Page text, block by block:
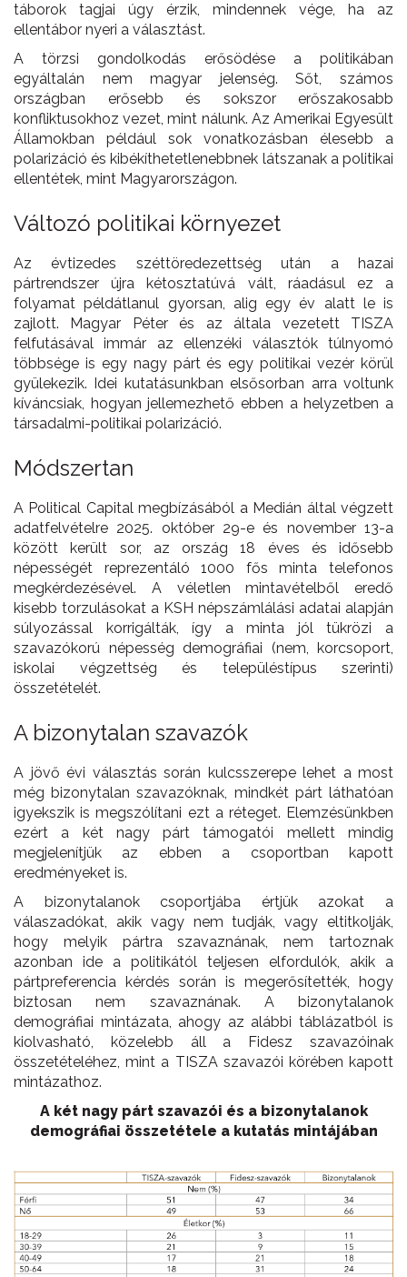
táborok tagjai úgy érzik, mindennek vége, ha az
ellentábor nyeri a választást.
A törzsi gondolkodás erősödése a politikában
egyáltalán nem magyar jelenség. Sőt, számos
országban erősebb és sokszor erőszakosabb
konfliktusokhoz vezet, mint nálunk. Az Amerikai Egyesült
Államokban például sok vonatkozásban élesebb a
polarizáció és kibékíthetetlenebbnek látszanak a politikai
ellentétek, mint Magyarországon.
Változó politikai környezet
Az évtizedes széttöredezettség után a hazai
pártrendszer újra kétosztatúvá vált, ráadásul ez a
folyamat példátlanul gyorsan, alig egy év alatt le is
zajlott. Magyar Péter és az általa vezetett TISZA
felfutásával immár az ellenzéki választók túlnyomó
többsége is egy nagy párt és egy politikai vezér körül
gyülekezik. Idei kutatásunkban elsősorban arra voltunk
kíváncsiak, hogyan jellemezhető ebben a helyzetben a
társadalmi-politikai polarizáció.
Módszertan
A Political Capital megbízásából a Medián által végzett
adatfelvételre 2025. október 29-e és november 13-a
között került sor, az ország 18 éves és idősebb
népességét reprezentáló 1000 fős minta telefonos
megkérdezésével. A véletlen mintavételből eredő
kisebb torzulásokat a KSH népszámlálási adatai alapján
súlyozással korrigálták, így a minta jól tükrözi a
szavazókorú népesség demográfiai (nem, korcsoport,
iskolai végzettség és településtípus szerinti)
összetételét.
A bizonytalan szavazók
A jövő évi választás során kulcsszerepe lehet a most
még bizonytalan szavazóknak, mindkét párt láthatóan
igyekszik is megszólítani ezt a réteget. Elemzésünkben
ezért a két nagy párt támogatói mellett mindig
megjelenítjük az ebben a csoportban kapott
eredményeket is.
A bizonytalanok csoportjába értjük azokat a
válaszadókat, akik vagy nem tudják, vagy eltitkolják,
hogy melyik pártra szavaznának, nem tartoznak
azonban ide a politikától teljesen elfordulók, akik a
pártpreferencia kérdés során is megerősítették, hogy
biztosan nem szavaznának. A bizonytalanok
demográfiai mintázata, ahogy az alábbi táblázatból is
kiolvasható, közelebb áll a Fidesz szavazóinak
összetételéhez, mint a TISZA szavazói körében kapott
mintázathoz.
A két nagy párt szavazói és a bizonytalanok
demográfiai összetétele a kutatás mintájában